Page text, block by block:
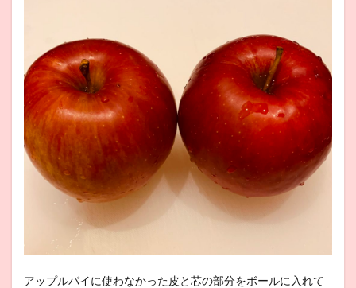
アップルパイに使わなかった皮と芯の部分をボールに入れて